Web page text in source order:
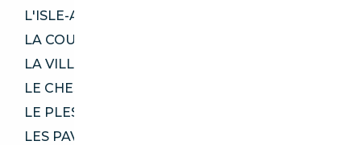
L'ISLE-ADAM 95290
LA COURNEUVE 93120
LA VILLE-DU-BOIS 91620
LE CHESNAY-ROCQUENCOURT 78150
LE PLESSIS-BOUCHARD 95130
LES PAVILLONS-SOUS-BOIS 93320